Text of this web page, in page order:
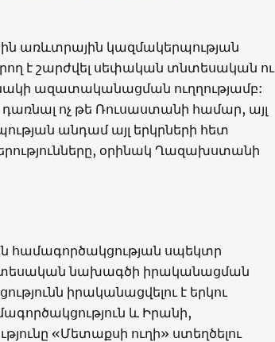
առևտրային կազմակերպության
է շարժվել սեփական տնտեսական ու
ազատականացման ուղղությամբ:
ոչ թե Ռուսաստանի համար, այլ
անդամ այլ երկրների հետ
օրինակ Ղազախստանի
համագործակցության սպեկտր
նախագծի իրականացման
իրականացվելու է երկու
և Իրանի,
«Մետաքսի ուղի» ստեղծելու